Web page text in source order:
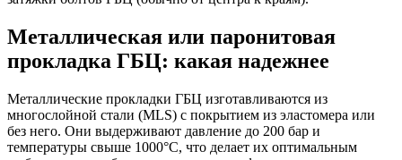
Металлическая или паронитовая
прокладка ГБЦ: какая надежнее
Металлические прокладки ГБЦ изготавливаются из
многослойной стали (MLS) с покрытием из эластомера или
без него. Они выдерживают давление до 200 бар и
температуры свыше 1000°C, что делает их оптимальным